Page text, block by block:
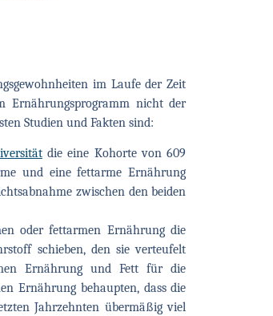
im Laufe der Zeit
Ernährungsprogramm nicht der
Studien und Fakten sind:
die eine Kohorte von 609
und eine fettarme Ernährung
zwischen den beiden
oder fettarmen Ernährung die
schieben, den sie verteufelt
Ernährung und Fett für die
Ernährung behaupten, dass die
Jahrzehnten übermäßig viel